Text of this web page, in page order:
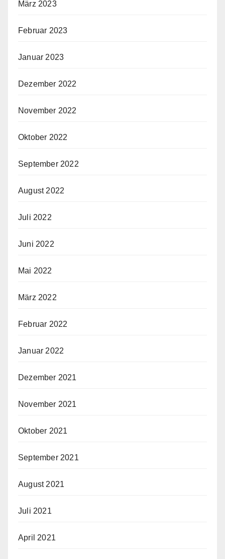
März 2023
Februar 2023
Januar 2023
Dezember 2022
November 2022
Oktober 2022
September 2022
August 2022
Juli 2022
Juni 2022
Mai 2022
März 2022
Februar 2022
Januar 2022
Dezember 2021
November 2021
Oktober 2021
September 2021
August 2021
Juli 2021
April 2021